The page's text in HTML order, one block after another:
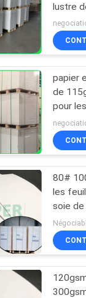
lustre
textes
papier
de
pour
1020mm
80#
les
soie
Cover